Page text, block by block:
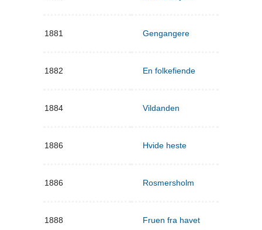
1881 Gengangere
1882 En folkefiende
1884 Vildanden
1886 Hvide heste
1886 Rosmersholm
1888 Fruen fra havet